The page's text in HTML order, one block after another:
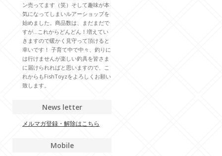
ン売ってます（笑）そして趣味が本
気になってしまいルアーショップを
始めました。商品数は、まだまだで
すが…これからどんどん！増えてい
きますので暖かく見守って頂けると
幸いです！ 子育て中で中々、釣りに
は行けませんが楽しい釣具を皆さま
に届けられればと思いますので、こ
れからもFishToyzをよろしくお願い
致します。
News letter
メルマガ登録・解除はこちら
Mobile